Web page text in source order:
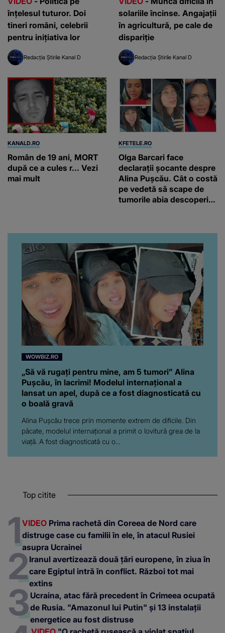
înțelesul tuturor. Doi
tineri români, celebrii
pentru inițiativa lor
Redacția Știrile Kanal D
solariile încinse. Angajații
în agricultură, pe cale de
dispariție
Redacția Știrile Kanal D
KANALD.RO
Român de 19 ani, MORT
după ce a cules r... Vezi
mai mult
KFETELE.RO
Olga Barcari face
declarații șocante despre
Alina Pușcău. Cât o costă
pe vedetă să scape de
tumorile abia descoperite
fonduri.”
WOWBIZ.RO
„Să vă rugați pentru mine, am 5 tumori” Alina
Pușcău, în lacrimi! Modelul internațional a
lansat un apel, după ce a fost diagnosticată cu
o boală gravă
Alina Pușcău trece prin momente extrem de dificile. Din
păcate, modelul internațional a primit o lovitură grea de la
viață. A fost diagnosticată cu o...
Top citite
VIDEO Prima rachetă din Coreea de Nord care
distruge case cu familii în ele, în atacul Rusiei
asupra Ucrainei
Iranul avertizează două țări europene, în ziua în
care Egiptul intră în conflict. Război tot mai
extins
Ucraina, atac fără precedent în Crimeea ocupată
de Rusia. "Amazonul lui Putin" și 13 instalații
energetice au fost distruse